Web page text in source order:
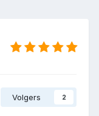
Volgers 2